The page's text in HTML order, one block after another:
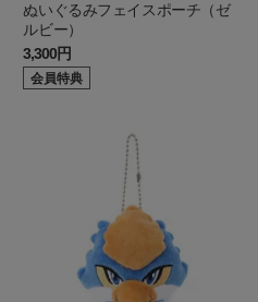
ぬいぐるみフェイスポーチ（ゼ
ルビー）
3,300円
会員特典